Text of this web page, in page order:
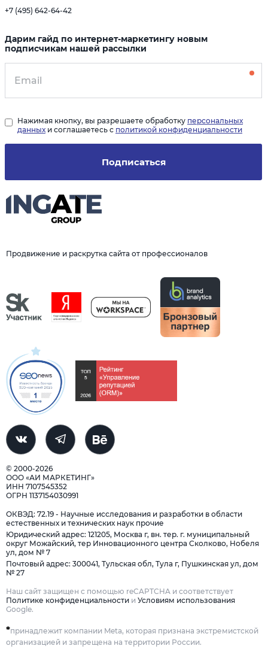
Продвижение и раскрутка сайта от профессионалов
© 2000-2026
ООО «АИ МАРКЕТИНГ»
ИНН 7107545352
ОГРН 1137154030991
+7 (495) 642-64-42
Дарим гайд по интернет-маркетингу новым
подписчикам нашей рассылки
Подписаться
Нажимая кнопку, вы разрешаете обработку персональных
данных и соглашаетесь с политикой конфиденциальности
ОКВЭД: 72.19 - Научные исследования и разработки в области
естественных и технических наук прочие
Юридический адрес: 121205, Москва г, вн. тер. г. муниципальный
округ Можайский, тер Инновационного центра Сколково, Нобеля
ул, дом № 7
Почтовый адрес: 300041, Тульская обл, Тула г, Пушкинская ул, дом
№ 27
Наш сайт защищен с помощью reCAPTCHA и соответствует
Политике конфиденциальности и Условиям использования
Google.
*принадлежит компании Meta, которая признана экстремистской
организацией и запрещена на территории России.